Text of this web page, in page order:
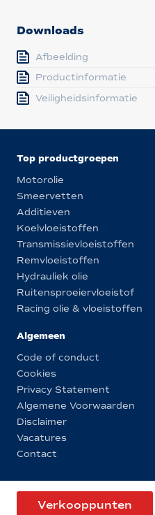
Verkooppunten
Downloads
Afbeelding
Productinformatie
Veiligheidsinformatie
Top productgroepen
Motorolie
Smeervetten
Additieven
Koelvloeistoffen
Transmissievloeistoffen
Remvloeistoffen
Hydrauliek olie
Ruitensproeiervloeistof
Racing olie & vloeistoffen
Algemeen
Code of conduct
Cookies
Privacy Statement
Algemene Voorwaarden
Disclaimer
Vacatures
Contact
© Eurol 2026